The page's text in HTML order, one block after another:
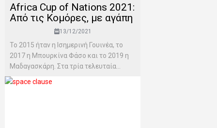
Africa Cup of Nations 2021:
Από τις Κομόρες, με αγάπη
13/12/2021
To 2015 ήταν η Ισημερινή Γουινέα, το
2017 η Μπουρκίνα Φάσο και το 2019 η
Μαδαγασκάρη. Στα τρία τελευταία...